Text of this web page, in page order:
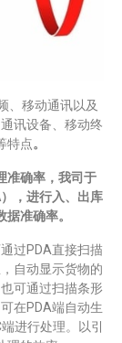
、移动通讯以及
讯设备、移动终
特点。
准确率，我司于
，进行入、出库
准确率。
过PDA直接扫描
自动显示货物的
可通过扫描条形
在PDA端自动生
进行处理。以引